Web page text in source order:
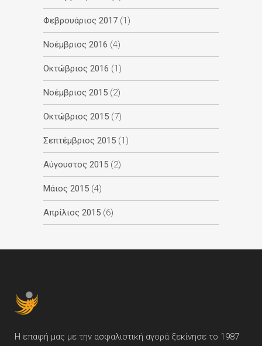
Φεβρουάριος 2017 (1)
Νοέμβριος 2016 (4)
Οκτώβριος 2016 (1)
Νοέμβριος 2015 (2)
Οκτώβριος 2015 (7)
Σεπτέμβριος 2015 (1)
Αύγουστος 2015 (2)
Μάιος 2015 (4)
Απρίλιος 2015 (6)
Η επαφή μας με την ασφαλιστική αγορά ξεκίνησε το 1987